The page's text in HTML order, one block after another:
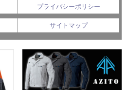
プライバシーポリシー
サイトマップ